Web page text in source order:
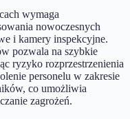
wymaga
nowoczesnych
i kamery inspekcyjne.
pozwala na szybkie
ryzyko rozprzestrzenienia
personelu w zakresie
co umożliwia
zagrożeń.